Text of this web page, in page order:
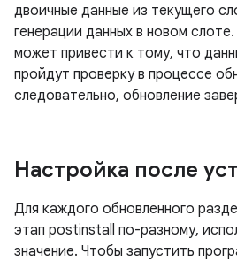
двоичные данные из текущего
генерации данных в новом
может привести к тому, что
пройдут проверку в процессе
следовательно, обновление
Настройка после
Для каждого обновленного
этап postinstall по-разному,
значение. Чтобы запустить